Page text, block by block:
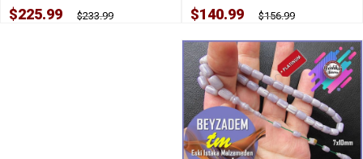
$225.99 $233.99 $140.99 $156.99